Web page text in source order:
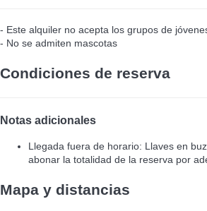
- Este alquiler no acepta los grupos de
- No se admiten mascotas
Condiciones de reserva
Notas adicionales
Llegada fuera de horario: Llaves en
abonar la totalidad de la reserva por
Mapa y distancias